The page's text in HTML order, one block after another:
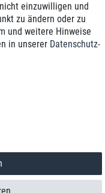
von 9 Uhr - 18 Uhr.
GmbH
einzuwilligen und
zu ändern oder zu
und weitere Hinweise
in unserer Daten­schutz­